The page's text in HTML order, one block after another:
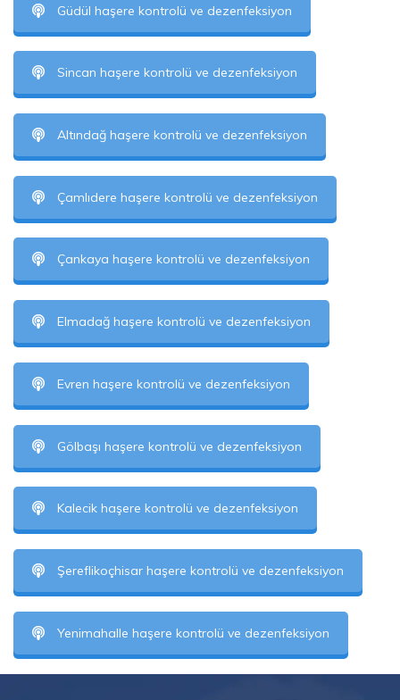
Güdül haşere kontrolü ve dezenfeksiyon
Sincan haşere kontrolü ve dezenfeksiyon
Altındağ haşere kontrolü ve dezenfeksiyon
Çamlıdere haşere kontrolü ve dezenfeksiyon
Çankaya haşere kontrolü ve dezenfeksiyon
Elmadağ haşere kontrolü ve dezenfeksiyon
Evren haşere kontrolü ve dezenfeksiyon
Gölbaşı haşere kontrolü ve dezenfeksiyon
Kalecik haşere kontrolü ve dezenfeksiyon
Şereflikoçhisar haşere kontrolü ve dezenfeksiyon
Yenimahalle haşere kontrolü ve dezenfeksiyon